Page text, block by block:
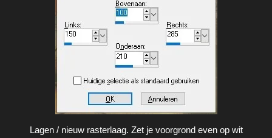
Lagen / nieuw rasterlaag. Zet je voorgrond even op wit